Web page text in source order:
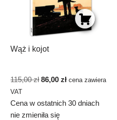
Wąż i kojot
115,00zł 86,00zł cena zawiera
VAT
Cena w ostatnich 30 dniach
nie zmieniła się